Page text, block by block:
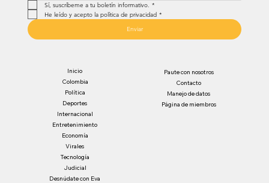
Sí, suscríbeme a tu boletín informativo. *
He leído y acepto la política de privacidad *
Enviar
Inicio
Colombia
Política
Deportes
Internacional
Entretenimiento
Economía
Virales
Tecnología
Judicial
Desnúdate con Eva
Paute con nosotros
Contacto
Manejo de datos
Página de miembros